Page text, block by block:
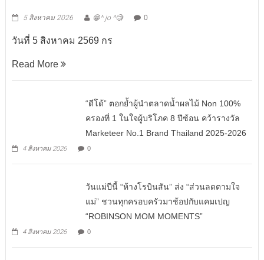
5 สิงหาคม 2026 😁^ jo ^🧐 0
วันที่ 5 สิงหาคม 2569 กร
Read More
“ดีโด้” ตอกย้ำผู้นำตลาดน้ำผลไม้ Non 100%
ครองที่ 1 ในใจผู้บริโภค 8 ปีซ้อน คว้ารางวัล
Marketeer No.1 Brand Thailand 2025-2026
4 สิงหาคม 2026 0
วันแม่ปีนี้ “ห้างโรบินสัน” ส่ง “ส่วนลดตามใจ
แม่” ชวนทุกครอบครัวมาช้อปกับแคมเปญ
“ROBINSON MOM MOMENTS”
4 สิงหาคม 2026 0